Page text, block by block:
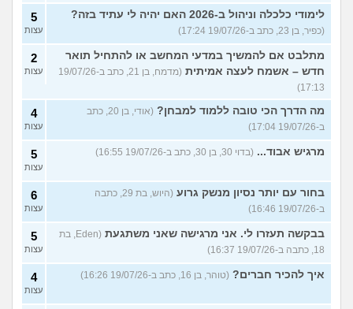
לימודי כלכלה וניהול ב-2026 האם יהיה לי עתיד בזה?
(כפיר, בן 23, כתב ב-19/07/26 17:24)
5
עצות
מתלבט אם להמשיך במדעי המחשב או להתחיל תואר
חדש – אשמח לעצה אמיתית
(מדמח, בן 21, כתב ב-19/07/26
17:13)
2
עצות
מה הדרך הכי טובה ללמוד למבחן?
(אודי, בן 20, כתב
ב-19/07/26 17:04)
4
עצות
מרגיש אבוד... (בדוי 30, בן 30, כתב ב-19/07/26 16:55) 5
עצות
בחור עם יותר נסיון מנשק גרוע
(היוש, בת 29, כתבה
ב-19/07/26 16:46)
6
עצות
בבקשה תעזרו לי. אני מרגישה שאני משתגעת
(Eden, בת
18, כתבה ב-19/07/26 16:37)
5
עצות
איך להכיר חברים? (טוהר, בן 16, כתב ב-19/07/26 16:26) 4
עצות